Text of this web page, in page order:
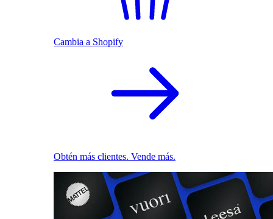
Cambia a Shopify
Obtén más clientes. Vende más.